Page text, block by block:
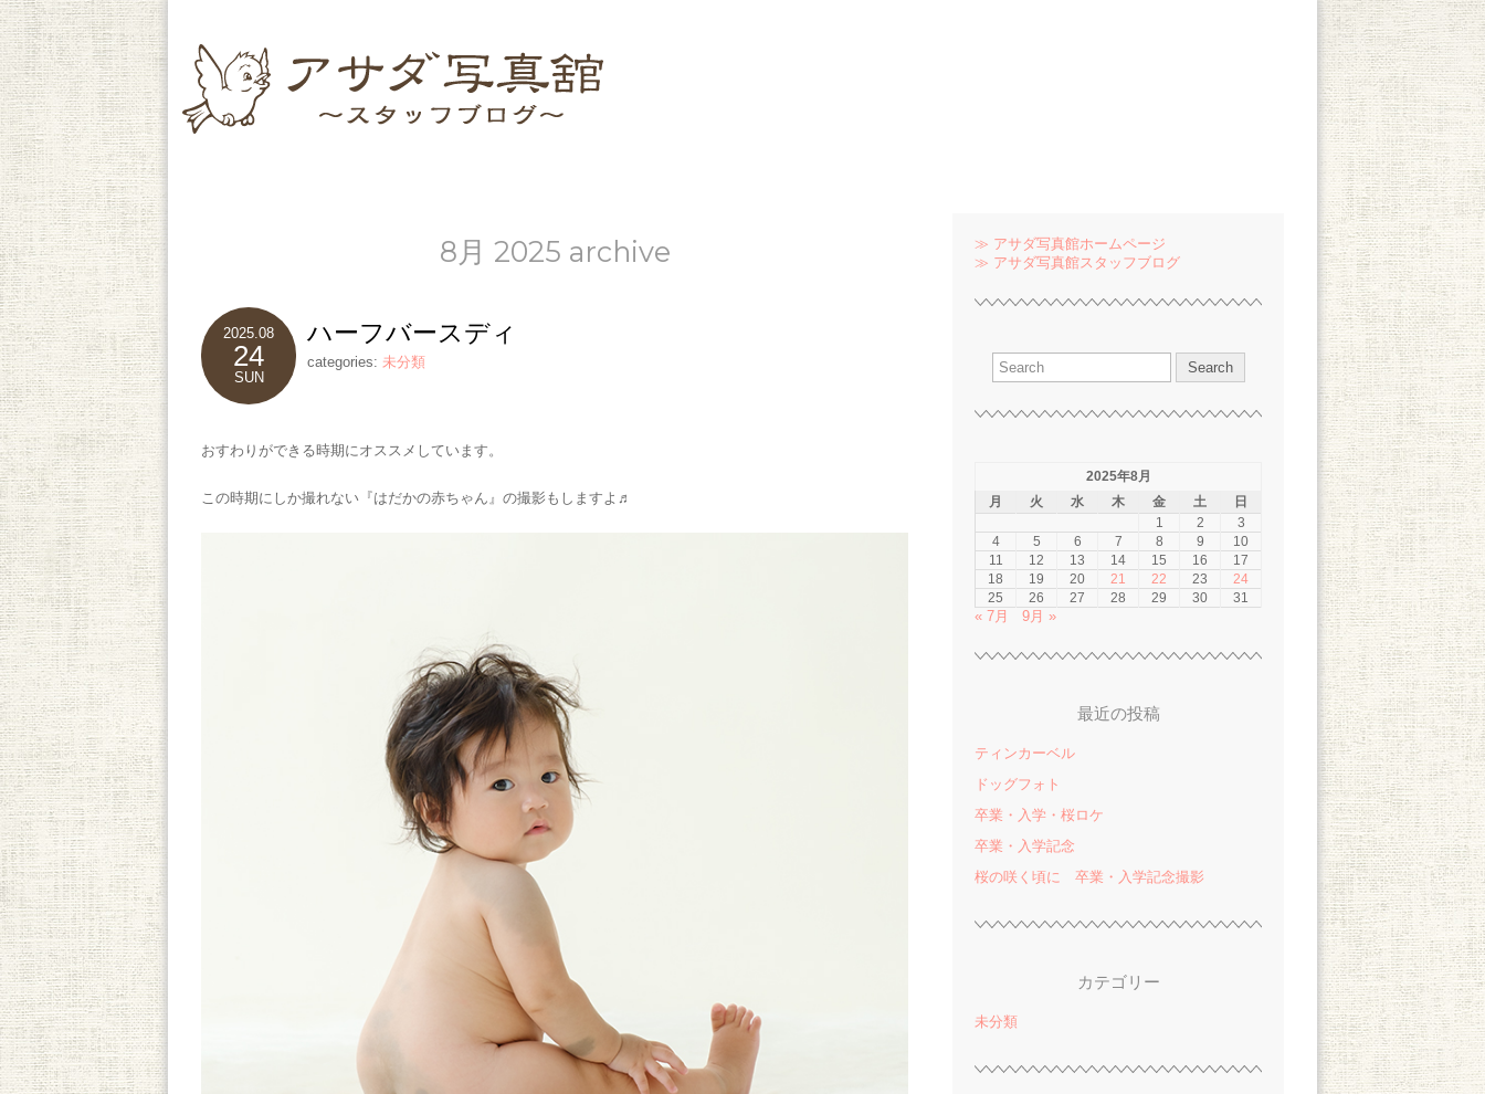
8月 2025 archive
2025.08
24
SUN
ハーフバースディ
categories: 未分類
おすわりができる時期にオススメしています。
この時期にしか撮れない『はだかの赤ちゃん』の撮影もしますよ♬
≫ アサダ写真館ホームページ
≫ アサダ写真館スタッフブログ
2025年8月
月
火 水 木 金 土
日
1
2
3
4
5 6 7 8 9
10
11
12 13 14 15 16
17
18
19 20 21 22 23
24
25
26 27 28 29 30 31
« 7月 9月 »
最近の投稿
ティンカーベル
ドッグフォト
卒業・入学・桜ロケ
卒業・入学記念
桜の咲く頃に 卒業・入学記念撮影
カテゴリー
未分類